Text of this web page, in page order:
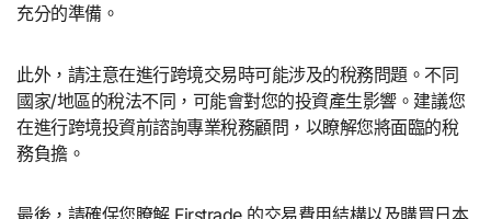
充分的準備。
此外，請注意在進行跨境交易時可能涉及的稅務問題。不同
國家/地區的稅法不同，可能會對您的投資產生影響。建議您
在進行跨境投資前諮詢專業稅務顧問，以瞭解您將面臨的稅
務負擔。
最後，請確保您瞭解 Firstrade 的交易費用結構以及購買日本